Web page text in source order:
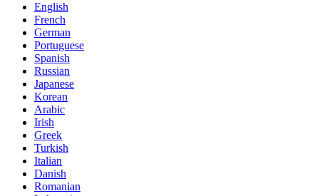
English
French
German
Portuguese
Spanish
Russian
Japanese
Korean
Arabic
Irish
Greek
Turkish
Italian
Danish
Romanian